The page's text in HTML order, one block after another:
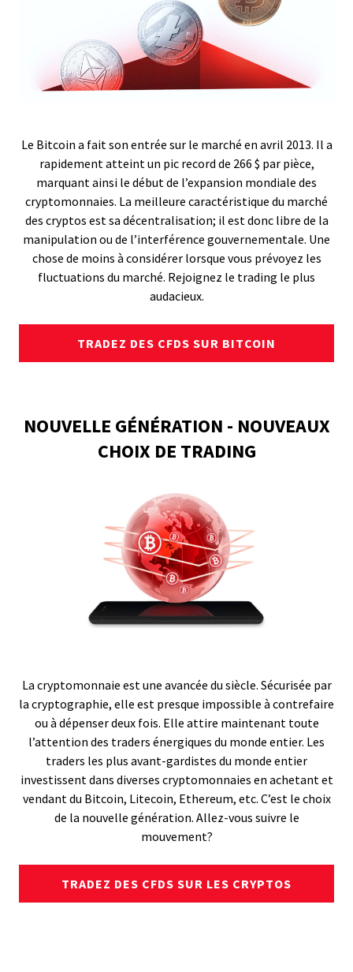
Le Bitcoin a fait son entrée sur le marché en avril 2013. Il a
rapidement atteint un pic record de 266 $ par pièce,
marquant ainsi le début de l’expansion mondiale des
cryptomonnaies. La meilleure caractéristique du marché
des cryptos est sa décentralisation; il est donc libre de la
manipulation ou de l’interférence gouvernementale. Une
chose de moins à considérer lorsque vous prévoyez les
fluctuations du marché. Rejoignez le trading le plus
audacieux.
TRADEZ DES CFDS SUR BITCOIN
NOUVELLE GÉNÉRATION - NOUVEAUX
CHOIX DE TRADING
La cryptomonnaie est une avancée du siècle. Sécurisée par
la cryptographie, elle est presque impossible à contrefaire
ou à dépenser deux fois. Elle attire maintenant toute
l’attention des traders énergiques du monde entier. Les
traders les plus avant-gardistes du monde entier
investissent dans diverses cryptomonnaies en achetant et
vendant du Bitcoin, Litecoin, Ethereum, etc. C’est le choix
de la nouvelle génération. Allez-vous suivre le
mouvement?
TRADEZ DES CFDS SUR LES CRYPTOS